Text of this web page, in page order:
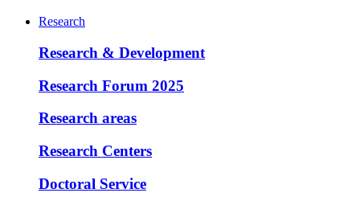
Research
Research & Development
Research Forum 2025
Research areas
Research Centers
Doctoral Service